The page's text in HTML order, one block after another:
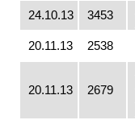
24.10.13 3453
20.11.13 2538
20.11.13 2679